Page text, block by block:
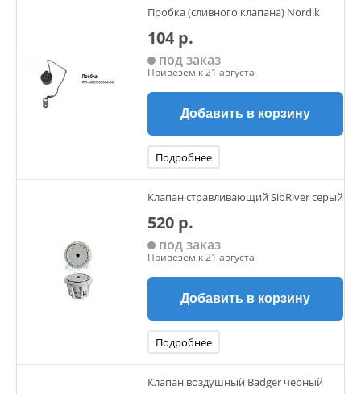
Пробка (сливного клапана) Nordik
104 р.
под заказ
Привезем к 21 августа
Добавить в корзину
Подробнее
Клапан стравливающий SibRiver серый
520 р.
под заказ
Привезем к 21 августа
Добавить в корзину
Подробнее
Клапан воздушный Badger черный